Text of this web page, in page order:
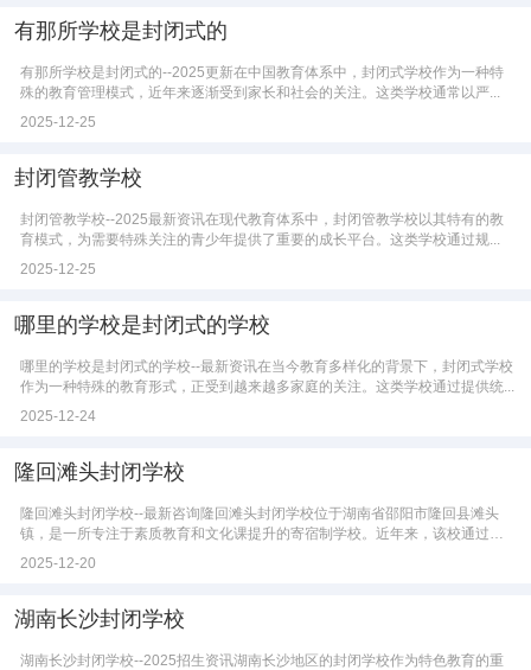
有那所学校是封闭式的
有那所学校是封闭式的--2025更新在中国教育体系中，封闭式学校作为一种特
殊的教育管理模式，近年来逐渐受到家长和社会的关注。这类学校通常以严...
2025-12-25
封闭管教学校
封闭管教学校--2025最新资讯在现代教育体系中，封闭管教学校以其特有的教
育模式，为需要特殊关注的青少年提供了重要的成长平台。这类学校通过规...
2025-12-25
哪里的学校是封闭式的学校
哪里的学校是封闭式的学校--最新资讯在当今教育多样化的背景下，封闭式学校
作为一种特殊的教育形式，正受到越来越多家庭的关注。这类学校通过提供统...
2025-12-24
隆回滩头封闭学校
隆回滩头封闭学校--最新咨询隆回滩头封闭学校位于湖南省邵阳市隆回县滩头
镇，是一所专注于素质教育和文化课提升的寄宿制学校。近年来，该校通过科
学...
2025-12-20
湖南长沙封闭学校
湖南长沙封闭学校--2025招生资讯湖南长沙地区的封闭学校作为特色教育的重